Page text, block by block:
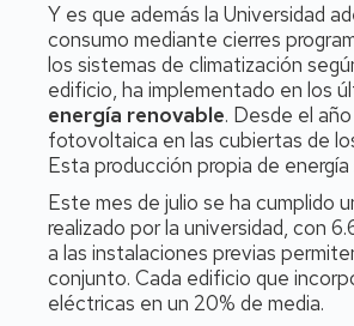
Y es que además la Universidad
consumo mediante cierres
los sistemas de climatización
edificio, ha implementado en los
energía renovable. Desde el
fotovoltaica en las cubiertas de
Esta producción propia de
Este mes de julio se ha cumplido
realizado por la universidad, con
a las instalaciones previas
conjunto. Cada edificio que
eléctricas en un 20% de media.